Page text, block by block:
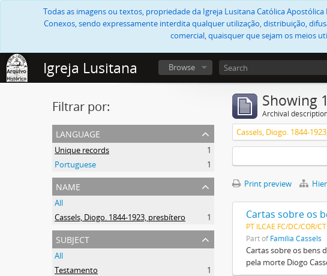
Todas as imagens ou textos, propriedade da Igreja Lusitana Católica
Conexos, sendo expressamente interdita qualquer utilização, distribuição,
comercial, quaisquer que sejam os meios
Igreja Lusitana Browse
Filtrar por:
language
Unique records
1
Portuguese
1
name
All
Cassels, Diogo. 1844-1923, presbítero
1
subject
All
Testamento
1
Showing
Archival
Cassels, Diogo. 1844-
Print preview
Cartas sobre os
PT ILCAE FC/DC/COR/CT
Part ofFamília Cassels
Cartas sobre os bens
pela morte Diogo